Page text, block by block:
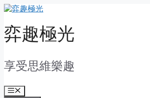
Skip
content
弈趣極光
享受思維樂趣
Menu